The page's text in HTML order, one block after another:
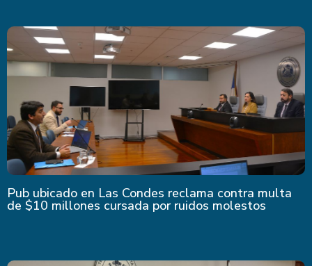
Pub ubicado en Las Condes reclama contra multa
de $10 millones cursada por ruidos molestos